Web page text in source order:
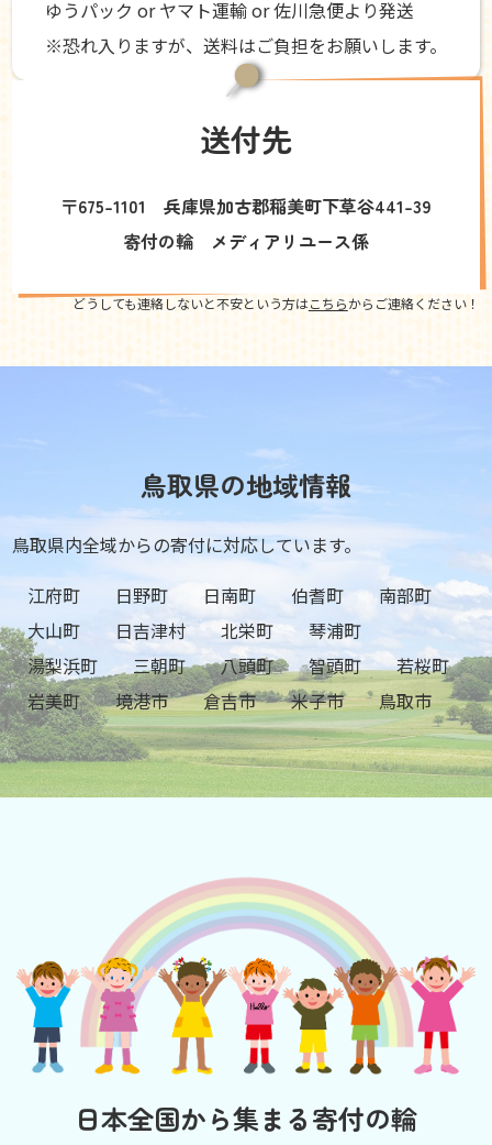
ゆうパック or ヤマト運輸 or 佐川急便より発送
※恐れ入りますが、送料はご負担をお願いします。
送付先
〒675-1101 兵庫県加古郡稲美町下草谷441-39
寄付の輪 メディアリユース係
どうしても連絡しないと不安という方はこちらからご連絡ください！
鳥取県の地域情報
鳥取県内全域からの寄付に対応しています。
江府町
日野町 日南町 伯耆町
南部町
大山町
日吉津村 北栄町
琴浦町
湯梨浜町
三朝町 八頭町 智頭町
若桜町
岩美町
境港市 倉吉市 米子市 鳥取市
日本全国から集まる寄付の輪